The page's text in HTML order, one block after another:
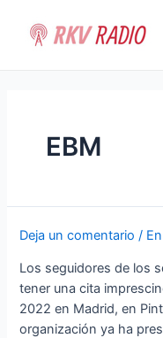
contenido
EBM
Deja un comentario /
Los seguidores de los
tener una cita
2022 en Madrid, en
organización ya ha